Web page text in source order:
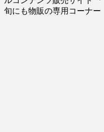
旬にも物販の専用コーナ